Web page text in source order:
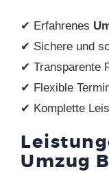
✔ Erfahrenes
✔ Sichere und
✔ Transparente
✔ Flexible
✔ Komplette
Umzug